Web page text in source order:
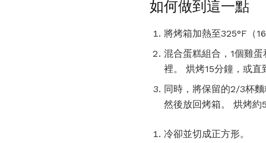
如何做到這一點
將烤箱加熱至325°F（
混合蛋糕組合，1個雞
裡。 烘烤15分鐘，或直
同時，將保留的2/3杯
然後放回烤箱。 烘烤約
冷卻並切成正方形。